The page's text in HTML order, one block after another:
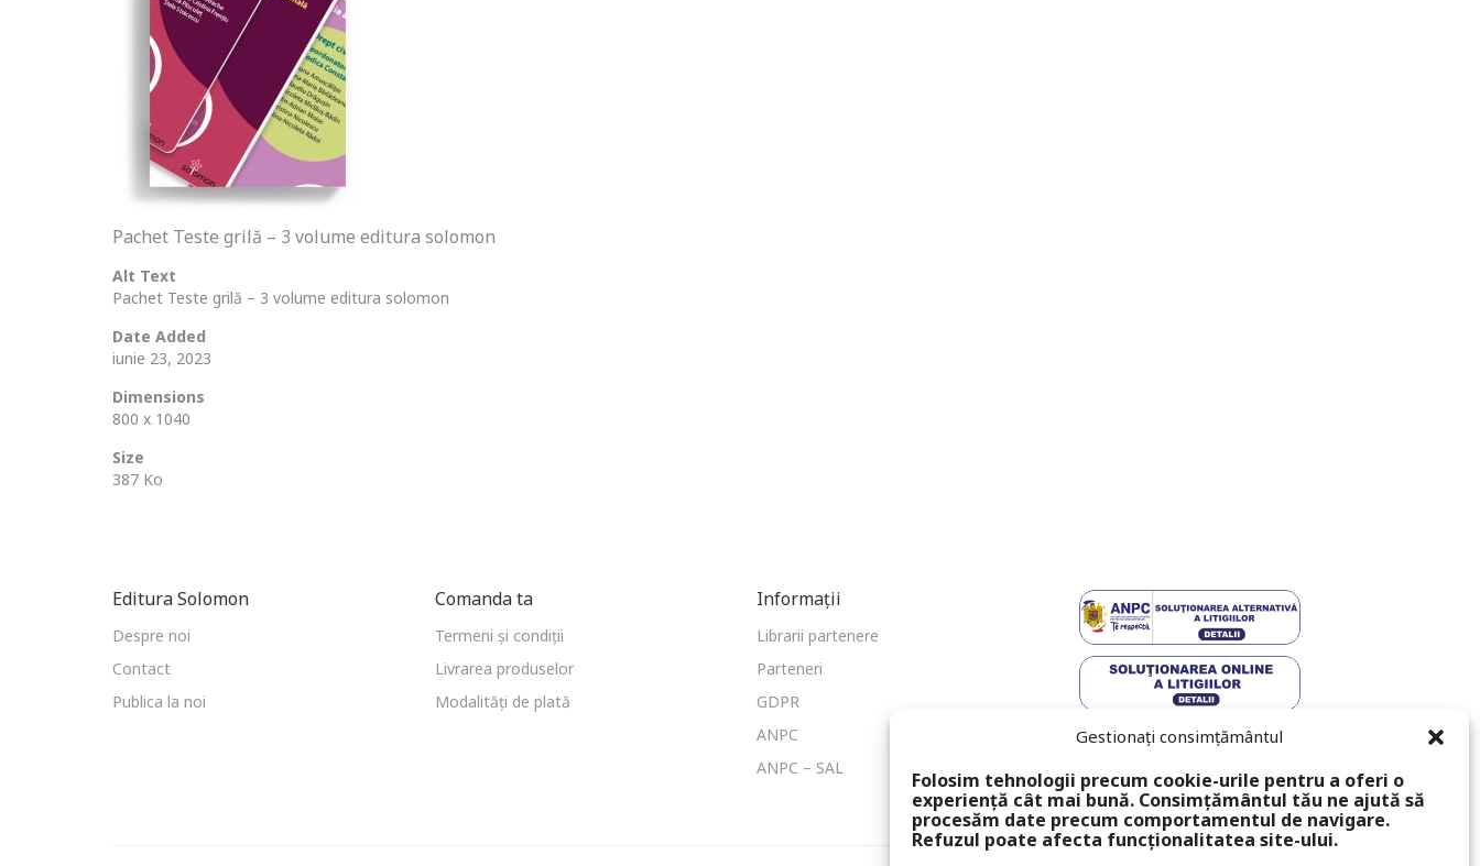
Gestionați consimțământul
Folosim tehnologii precum cookie-urile pentru a oferi o
experiență cât mai bună. Consimțământul tău ne ajută să
procesăm date precum comportamentul de navigare.
Refuzul poate afecta funcționalitatea site-ului.
Pachet Teste grilă – 3 volume editura solomon
Alt Text
Pachet Teste grilă – 3 volume editura solomon
Date Added
iunie 23, 2023
Dimensions
800 x 1040
Size
387 Ko
Editura Solomon
Despre noi
Contact
Publica la noi
Comanda ta
Termeni și condiții
Livrarea produselor
Modalități de plată
Informații
Librarii partenere
Parteneri
GDPR
ANPC
ANPC – SAL